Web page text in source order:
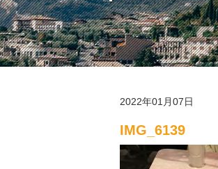
2022年01月07日
IMG_6139